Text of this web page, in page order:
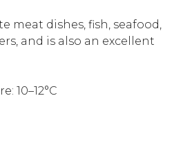
meat dishes, fish, seafood,
and is also an excellent
10–12°C